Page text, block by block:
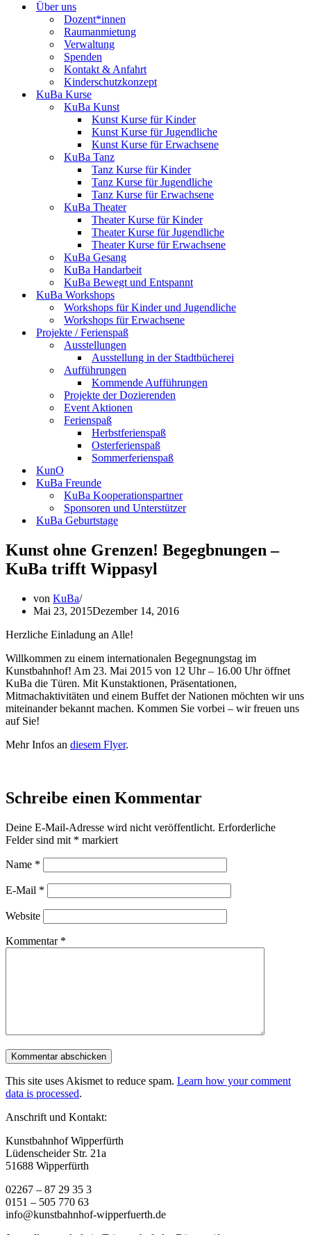
Über uns
Dozent*innen
Raumanmietung
Verwaltung
Spenden
Kontakt & Anfahrt
Kinderschutzkonzept
KuBa Kurse
KuBa Kunst
Kunst Kurse für Kinder
Kunst Kurse für Jugendliche
Kunst Kurse für Erwachsene
KuBa Tanz
Tanz Kurse für Kinder
Tanz Kurse für Jugendliche
Tanz Kurse für Erwachsene
KuBa Theater
Theater Kurse für Kinder
Theater Kurse für Jugendliche
Theater Kurse für Erwachsene
KuBa Gesang
KuBa Handarbeit
KuBa Bewegt und Entspannt
KuBa Workshops
Workshops für Kinder und Jugendliche
Workshops für Erwachsene
Projekte / Ferienspaß
Ausstellungen
Ausstellung in der Stadtbücherei
Aufführungen
Kommende Aufführungen
Projekte der Dozierenden
Event Aktionen
Ferienspaß
Herbstferienspaß
Osterferienspaß
Sommerferienspaß
KunO
KuBa Freunde
KuBa Kooperationspartner
Sponsoren und Unterstützer
KuBa Geburtstage
Kunst ohne Grenzen! Begegbnungen –
KuBa trifft Wippasyl
von KuBa
Mai 23, 2015Dezember 14, 2016
Herzliche Einladung an Alle!
Willkommen zu einem internationalen Begegnungstag im
Kunstbahnhof! Am 23. Mai 2015 von 12 Uhr – 16.00 Uhr öffnet
KuBa die Türen. Mit Kunstaktionen, Präsentationen,
Mitmachaktivitäten und einem Buffet der Nationen möchten wir uns
miteinander bekannt machen. Kommen Sie vorbei – wir freuen uns
auf Sie!
Mehr Infos an diesem Flyer.
Schreibe einen Kommentar
Deine E-Mail-Adresse wird nicht veröffentlicht. Erforderliche
Felder sind mit * markiert
Name *
E-Mail *
Website
Kommentar *
This site uses Akismet to reduce spam. Learn how your comment
data is processed.
Anschrift und Kontakt:
Kunstbahnhof Wipperfürth
Lüdenscheider Str. 21a
51688 Wipperfürth
02267 – 87 29 35 3
0151 – 505 770 63
info@kunstbahnhof-wipperfuerth.de